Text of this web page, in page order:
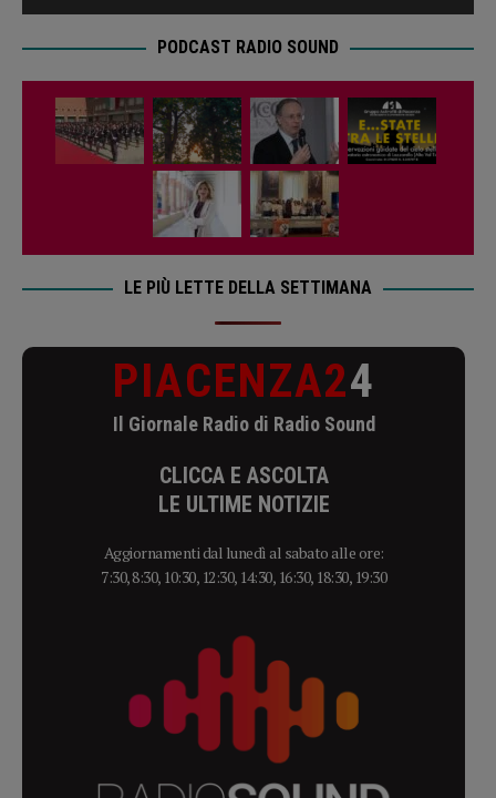
PODCAST RADIO SOUND
LE PIÙ LETTE DELLA SETTIMANA
PIACENZA24
Il Giornale Radio di Radio Sound
CLICCA E ASCOLTA
LE ULTIME NOTIZIE
Aggiornamenti dal lunedì al sabato alle ore:
7:30, 8:30, 10:30, 12:30, 14:30, 16:30, 18:30, 19:30